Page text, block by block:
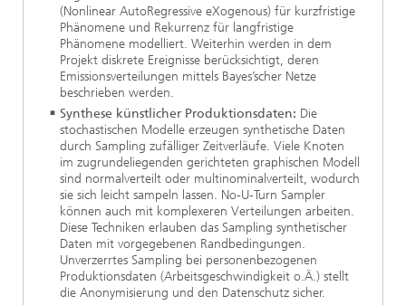
(Nonlinear AutoRegressive eXogenous) für kurzfristige
Phänomene und Rekurrenz für langfristige
Phänomene modelliert. Weiterhin werden in dem
Projekt diskrete Ereignisse berücksichtigt, deren
Emissionsverteilungen mittels Bayes’scher Netze
beschrieben werden.
Synthese künstlicher Produktionsdaten: Die
stochastischen Modelle erzeugen synthetische Daten
durch Sampling zufälliger Zeitverläufe. Viele Knoten
im zugrundeliegenden gerichteten graphischen Modell
sind normalverteilt oder multinominalverteilt, wodurch
sie sich leicht sampeln lassen. No-U-Turn Sampler
können auch mit komplexeren Verteilungen arbeiten.
Diese Techniken erlauben das Sampling synthetischer
Daten mit vorgegebenen Randbedingungen.
Unverzerrtes Sampling bei personenbezogenen
Produktionsdaten (Arbeitsgeschwindigkeit o.Ä.) stellt
die Anonymisierung und den Datenschutz sicher.